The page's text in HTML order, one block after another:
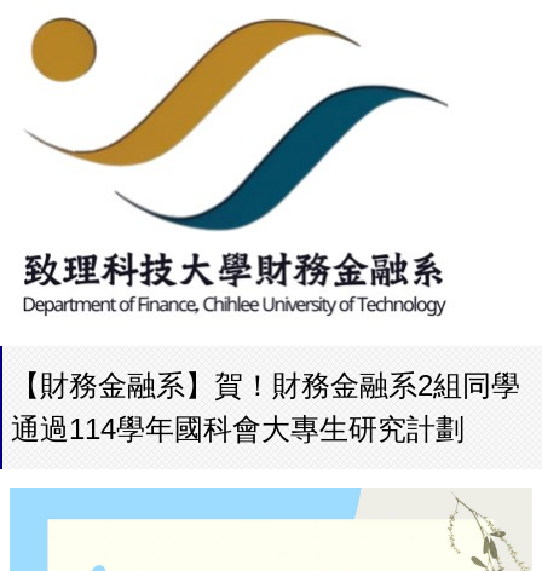
【財務金融系】賀！財務金融系2組同學
通過114學年國科會大專生研究計劃